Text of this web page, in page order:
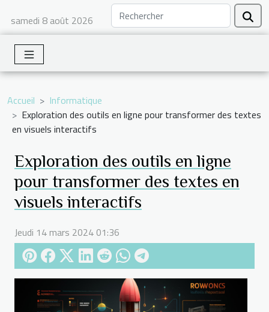
samedi 8 août 2026
Accueil
Informatique
Exploration des outils en ligne pour transformer des textes
en visuels interactifs
Exploration des outils en ligne
pour transformer des textes en
visuels interactifs
Jeudi 14 mars 2024 01:36